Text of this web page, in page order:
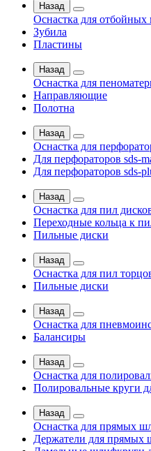
Назад
Оснастка для отбойных
Зубила
Пластины
Назад
Оснастка для
Направляющие
Полотна
Назад
Оснастка для
Для перфораторов sds-
Для перфораторов sds-
Назад
Оснастка для пил
Переходные кольца к
Пильные диски
Назад
Оснастка для пил
Пильные диски
Назад
Оснастка для
Балансиры
Назад
Оснастка для
Полировальные круги
Назад
Оснастка для прямых
Держатели для